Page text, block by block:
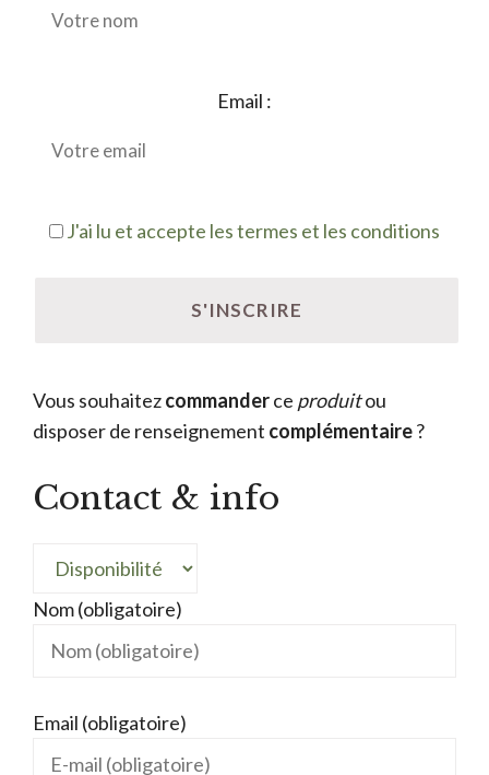
Email :
J'ai lu et accepte les termes et les conditions
Vous souhaitezcommanderce produitou
disposer de renseignement complémentaire?
Contact & info
Nom (obligatoire)
Email (obligatoire)